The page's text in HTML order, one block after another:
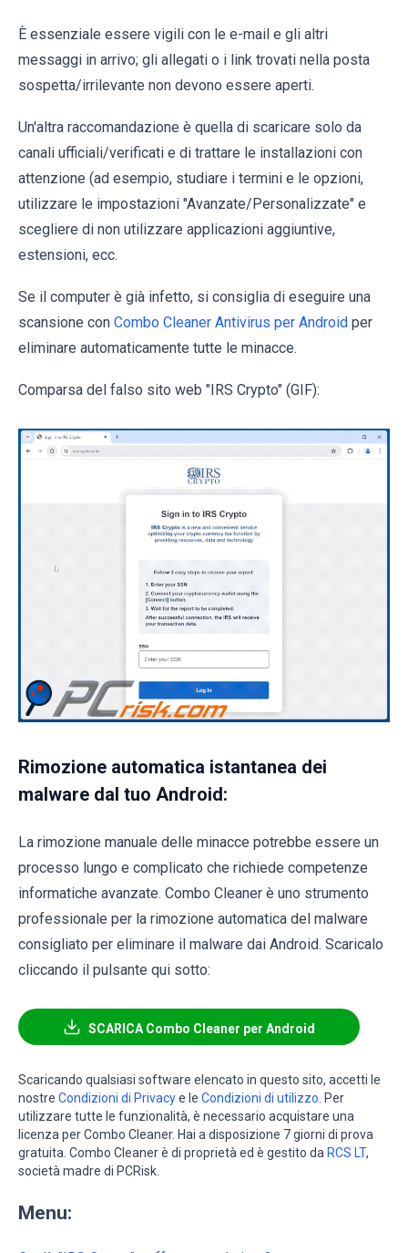
È essenziale essere vigili con le e-mail e gli altri
messaggi in arrivo; gli allegati o i link trovati nella posta
sospetta/irrilevante non devono essere aperti.
Un'altra raccomandazione è quella di scaricare solo da
canali ufficiali/verificati e di trattare le installazioni con
attenzione (ad esempio, studiare i termini e le opzioni,
utilizzare le impostazioni "Avanzate/Personalizzate" e
scegliere di non utilizzare applicazioni aggiuntive,
estensioni, ecc.
Se il computer è già infetto, si consiglia di eseguire una
scansione con Combo Cleaner Antivirus per Android per
eliminare automaticamente tutte le minacce.
Comparsa del falso sito web "IRS Crypto" (GIF):
Rimozione automatica istantanea dei
malware dal tuo Android:
La rimozione manuale delle minacce potrebbe essere un
processo lungo e complicato che richiede competenze
informatiche avanzate. Combo Cleaner è uno strumento
professionale per la rimozione automatica del malware
consigliato per eliminare il malware dai Android. Scaricalo
cliccando il pulsante qui sotto:
SCARICA Combo Cleaner per Android
Scaricando qualsiasi software elencato in questo sito, accetti le
nostre Condizioni di Privacye le Condizioni di utilizzo . Per
utilizzare tutte le funzionalità, è necessario acquistare una
licenza per Combo Cleaner. Hai a disposizione 7 giorni di prova
gratuita. Combo Cleaner è di proprietà ed è gestito da RCS LT,
società madre di PCRisk.
Menu: